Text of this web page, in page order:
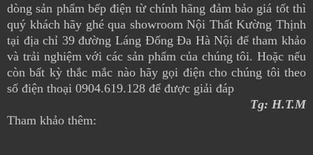
dòng sản phẩm bếp điện từ chính hãng đảm bảo giá tốt thì
quý khách hãy ghé qua showroom Nội Thất Kường Thịnh
tại địa chỉ 39 đường Láng Đống Đa Hà Nội để tham khảo
và trải nghiệm với các sản phẩm của chúng tôi. Hoặc nếu
còn bất kỳ thắc mắc nào hãy gọi điện cho chúng tôi theo
số điện thoại 0904.619.128 để được giải đáp
Tg: H.T.M
Tham khảo thêm: